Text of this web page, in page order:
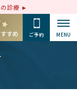
診療
すめ ご予約 MENU